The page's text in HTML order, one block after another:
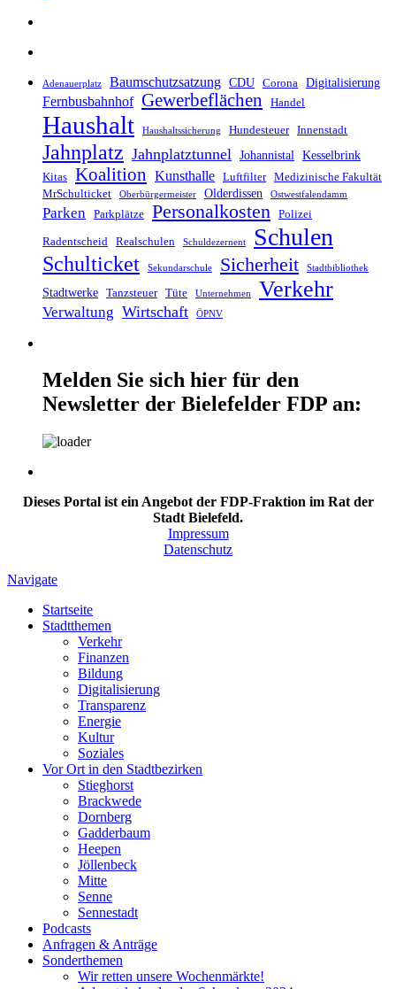
Adenauerplatz Baumschutzsatzung CDU Corona Digitalisierung
Fernbusbahnhof Gewerbeflächen Handel
Haushalt Haushaltssicherung Hundesteuer Innenstadt
Jahnplatz Jahnplatztunnel Johannistal Kesselbrink
Kitas Koalition Kunsthalle Luftfilter
Medizinische Fakultät
MrSchulticket
Oberbürgermeister Olderdissen Ostwestfalendamm
Parken Parkplätze Personalkosten Polizei
Radentscheid Realschulen Schuldezernent Schulen
Schulticket Sekundarschule Sicherheit Stadtbibliothek
Stadtwerke Tanzsteuer Tüte Unternehmen Verkehr
Verwaltung Wirtschaft ÖPNV
Melden Sie sich hier für den
Newsletter der Bielefelder FDP an:
Dieses Portal ist ein Angebot der FDP-Fraktion im Rat der
Stadt Bielefeld.
Impressum
Datenschutz
Navigate
Startseite
Stadtthemen
Verkehr
Finanzen
Bildung
Digitalisierung
Transparenz
Energie
Kultur
Soziales
Vor Ort in den Stadtbezirken
Stieghorst
Brackwede
Dornberg
Gadderbaum
Heepen
Jöllenbeck
Mitte
Senne
Sennestadt
Podcasts
Anfragen & Anträge
Sonderthemen
Wir retten unsere Wochenmärkte!